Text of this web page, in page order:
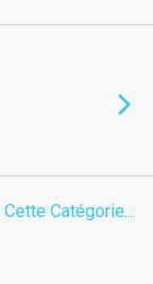
Catégorie…